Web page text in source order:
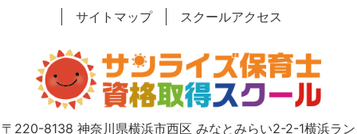
サイトマップ
スクールアクセス
〒220-8138 神奈川県横浜市西区 みなとみらい2-2-1横浜ラン